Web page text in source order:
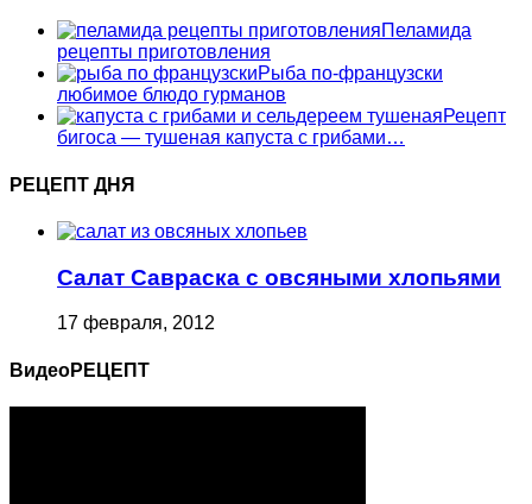
Пеламида
рецепты приготовления
Рыба по-французски
любимое блюдо гурманов
Рецепт
бигоса — тушеная капуста с грибами…
РЕЦЕПТ ДНЯ
Салат Савраска с овсяными хлопьями
17 февраля, 2012
ВидеоРЕЦЕПТ